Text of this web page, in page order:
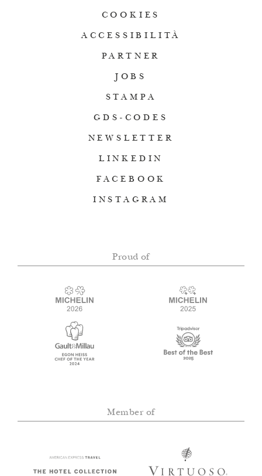
COOKIES
ACCESSIBILITÀ
PARTNER
JOBS
STAMPA
GDS-CODES
NEWSLETTER
LINKEDIN
FACEBOOK
INSTAGRAM
Proud of
Member of